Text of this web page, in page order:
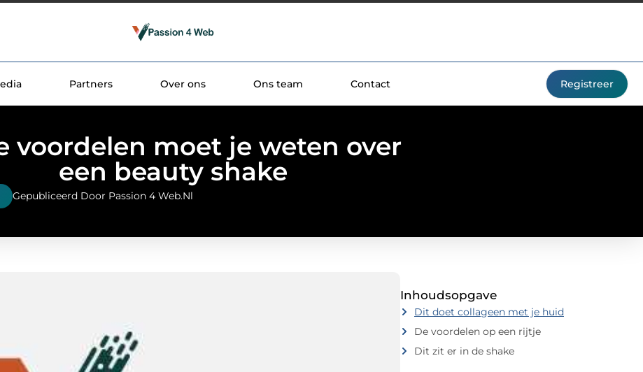
Partners Over ons Ons team Contact Registreer
voordelen moet je weten over
een beauty shake
Gepubliceerd Door Passion 4 Web.nl
Inhoudsopgave
Dit doet collageen met je huid
De voordelen op een rijtje
Dit zit er in de shake